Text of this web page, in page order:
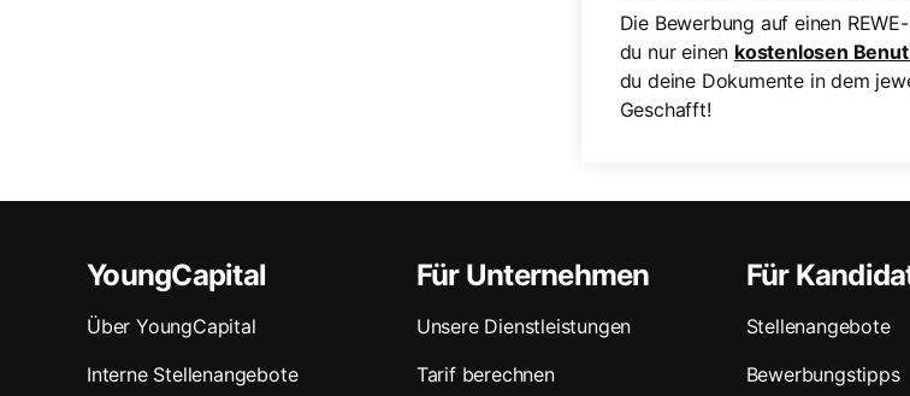
Die Bewerbung auf einen
du nur einen kostenlosen
du deine Dokumente in dem
Geschafft!
YoungCapital
Über YoungCapital
Interne Stellenangebote
Für Unternehmen
Unsere Dienstleistungen
Tarif berechnen
Für
Stellenangebote
Bewerbungstipps